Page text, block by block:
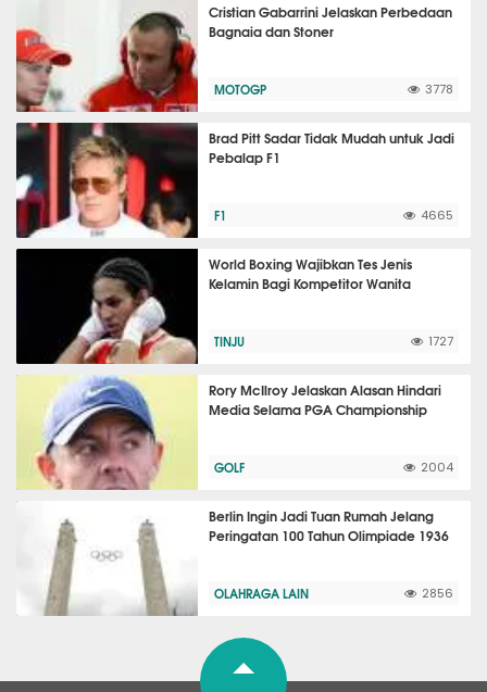
Cristian Gabarrini Jelaskan Perbedaan
Bagnaia dan Stoner
MOTOGP 3778
Brad Pitt Sadar Tidak Mudah untuk Jadi
Pebalap F1
F1 4665
World Boxing Wajibkan Tes Jenis
Kelamin Bagi Kompetitor Wanita
TINJU 1727
Rory McIlroy Jelaskan Alasan Hindari
Media Selama PGA Championship
GOLF 2004
Berlin Ingin Jadi Tuan Rumah Jelang
Peringatan 100 Tahun Olimpiade 1936
OLAHRAGA LAIN 2856